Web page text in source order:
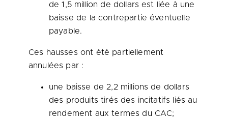
de 1,5 million de dollars est liée à une
baisse de la contrepartie éventuelle
payable.
Ces hausses ont été partiellement
annulées par :
une baisse de 2,2 millions de dollars
des produits tirés des incitatifs liés au
rendement aux termes du CAC;